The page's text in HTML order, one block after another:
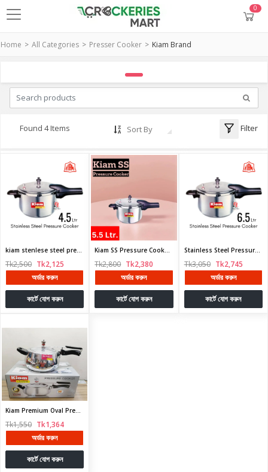
0
Home All Categories Presser Cooker Kiam Brand
Found 4 Items Sort By Filter
kiam stenlese steel presser cooker 4.5 liter
Tk2,500 Tk2,125
অর্ডার করুন
কার্টে যোগ করুন
Kiam SS Pressure Cooker 5.5 Ltr
Tk2,800 Tk2,380
অর্ডার করুন
কার্টে যোগ করুন
Stainless Steel Pressure Cooker/Steel Pressure Cooker - 5.5L
Tk3,050 Tk2,745
অর্ডার করুন
কার্টে যোগ করুন
Kiam Premium Oval Pressure Cooker 3.5 Litter. Queen Oval Design
Tk1,550 Tk1,364
অর্ডার করুন
কার্টে যোগ করুন